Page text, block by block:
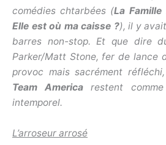
comédies chtarbées (La Famille
Elle est où ma caisse ?), il y
barres non-stop. Et que dire
Parker/Matt Stone, fer de lance
provoc mais sacrément
Team America restent
intemporel.
L’arroseur arrosé